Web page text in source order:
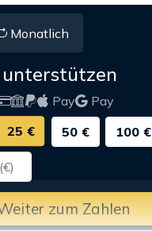
Monatlich
Pay
Pay
25 € 50 € 100 €
zum Zahlen